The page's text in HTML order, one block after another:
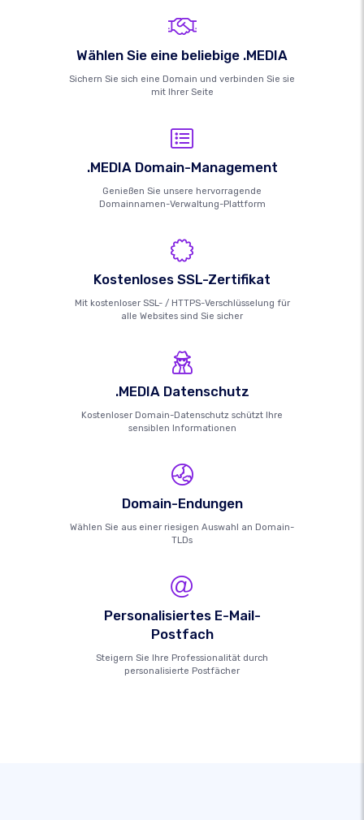
Wählen Sie eine beliebige .MEDIA
Sichern Sie sich eine Domain und verbinden Sie sie
mit Ihrer Seite
.MEDIA Domain-Management
Genießen Sie unsere hervorragende
Domainnamen-Verwaltung-Plattform
Kostenloses SSL-Zertifikat
Mit kostenloser SSL- / HTTPS-Verschlüsselung für
alle Websites sind Sie sicher
.MEDIA Datenschutz
Kostenloser Domain-Datenschutz schützt Ihre
sensiblen Informationen
Domain-Endungen
Wählen Sie aus einer riesigen Auswahl an Domain-
TLDs
Personalisiertes E-Mail-
Postfach
Steigern Sie Ihre Professionalität durch
personalisierte Postfächer